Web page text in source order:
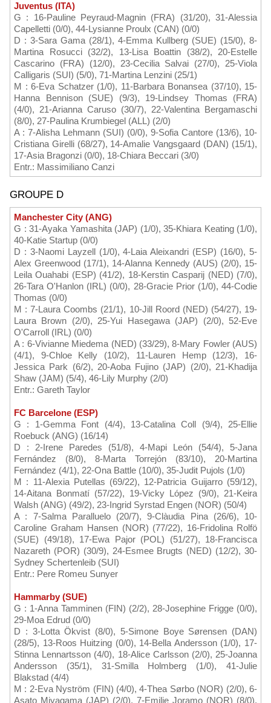
Juventus (ITA)
G : 16-Pauline Peyraud-Magnin (FRA) (31/20), 31-Alessia
Capelletti (0/0), 44-Lysianne Proulx (CAN) (0/0)
D : 3-Sara Gama (28/1), 4-Emma Kullberg (SUE) (15/0), 8-
Martina Rosucci (32/2), 13-Lisa Boattin (38/2), 20-Estelle
Cascarino (FRA) (12/0), 23-Cecilia Salvai (27/0), 25-Viola
Calligaris (SUI) (5/0), 71-Martina Lenzini (25/1)
M : 6-Eva Schatzer (1/0), 11-Barbara Bonansea (37/10), 15-
Hanna Bennison (SUE) (9/3), 19-Lindsey Thomas (FRA)
(4/0), 21-Arianna Caruso (30/7), 22-Valentina Bergamaschi
(8/0), 27-Paulina Krumbiegel (ALL) (2/0)
A : 7-Alisha Lehmann (SUI) (0/0), 9-Sofia Cantore (13/6), 10-
Cristiana Girelli (68/27), 14-Amalie Vangsgaard (DAN) (15/1),
17-Asia Bragonzi (0/0), 18-Chiara Beccari (3/0)
Entr.: Massimiliano Canzi
GROUPE D
Manchester City (ANG)
G : 31-Ayaka Yamashita (JAP) (1/0), 35-Khiara Keating (1/0),
40-Katie Startup (0/0)
D : 3-Naomi Layzell (1/0), 4-Laia Aleixandri (ESP) (16/0), 5-
Alex Greenwood (17/1), 14-Alanna Kennedy (AUS) (2/0), 15-
Leila Ouahabi (ESP) (41/2), 18-Kerstin Casparij (NED) (7/0),
26-Tara O'Hanlon (IRL) (0/0), 28-Gracie Prior (1/0), 44-Codie
Thomas (0/0)
M : 7-Laura Coombs (21/1), 10-Jill Roord (NED) (54/27), 19-
Laura Brown (2/0), 25-Yui Hasegawa (JAP) (2/0), 52-Eve
O'Carroll (IRL) (0/0)
A : 6-Vivianne Miedema (NED) (33/29), 8-Mary Fowler (AUS)
(4/1), 9-Chloe Kelly (10/2), 11-Lauren Hemp (12/3), 16-
Jessica Park (6/2), 20-Aoba Fujino (JAP) (2/0), 21-Khadija
Shaw (JAM) (5/4), 46-Lily Murphy (2/0)
Entr.: Gareth Taylor
FC Barcelone (ESP)
G : 1-Gemma Font (4/4), 13-Catalina Coll (9/4), 25-Ellie
Roebuck (ANG) (16/14)
D : 2-Irene Paredes (51/8), 4-Mapi León (54/4), 5-Jana
Fernández (8/0), 8-Marta Torrejón (83/10), 20-Martina
Fernández (4/1), 22-Ona Battle (10/0), 35-Judit Pujols (1/0)
M : 11-Alexia Putellas (69/22), 12-Patricia Guijarro (59/12),
14-Aitana Bonmatí (57/22), 19-Vicky López (9/0), 21-Keira
Walsh (ANG) (49/2), 23-Ingrid Syrstad Engen (NOR) (50/4)
A : 7-Salma Paralluelo (20/7), 9-Clàudia Pina (26/6), 10-
Caroline Graham Hansen (NOR) (77/22), 16-Fridolina Rolfö
(SUE) (49/18), 17-Ewa Pajor (POL) (51/27), 18-Francisca
Nazareth (POR) (30/9), 24-Esmee Brugts (NED) (12/2), 30-
Sydney Schertenleib (SUI)
Entr.: Pere Romeu Sunyer
Hammarby (SUE)
G : 1-Anna Tamminen (FIN) (2/2), 28-Josephine Frigge (0/0),
29-Moa Edrud (0/0)
D : 3-Lotta Ökvist (8/0), 5-Simone Boye Sørensen (DAN)
(28/5), 13-Roos Huitzing (0/0), 14-Bella Andersson (1/0), 17-
Stinna Lennartsson (4/0), 18-Alice Carlsson (2/0), 25-Joanna
Andersson (35/1), 31-Smilla Holmberg (1/0), 41-Julie
Blakstad (4/4)
M : 2-Eva Nyström (FIN) (4/0), 4-Thea Sørbo (NOR) (2/0), 6-
Asato Miyagama (JAP) (2/0), 7-Emilie Joramo (NOR) (8/0),